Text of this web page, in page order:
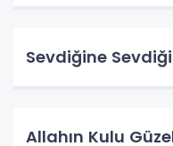
Sevdiğine
Allahın Kulu